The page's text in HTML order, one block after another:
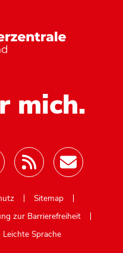
mich.
Sitemap
zur Barrierefreiheit
Leichte Sprache